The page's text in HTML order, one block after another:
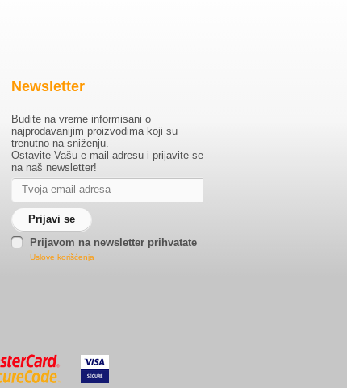
Newsletter
Budite na vreme informisani o
najprodavanijim proizvodima koji su
trenutno na sniženju.
Ostavite Vašu e-mail adresu i prijavite se
na naš newsletter!
Prijavom na newsletter prihvatate
Uslove korišćenja